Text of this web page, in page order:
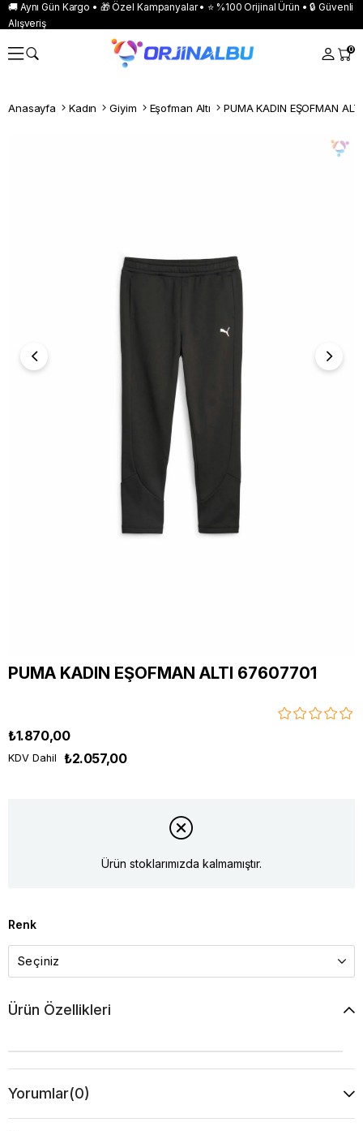
🚚 Aynı Gün Kargo • 🎁 Özel Kampanyalar • ⭐ %100 Orijinal Ürün • 🔒 Güvenli
Alışveriş
0
Anasayfa Kadın Giyim Eşofman Altı PUMA KADIN EŞOFMAN
PUMA KADIN EŞOFMAN ALTI 67607701
₺1.870,00
KDV Dahil ₺2.057,00
Ürün stoklarımızda kalmamıştır.
Renk
Ürün Özellikleri
Yorumlar(0)